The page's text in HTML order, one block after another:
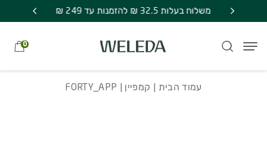
Skip to Content
משלוח בעלות 32.5 ₪ להזמנות עד 249 ₪
0
עמוד הבית קמפיין
FORTY_APP
בחזרה למעלה